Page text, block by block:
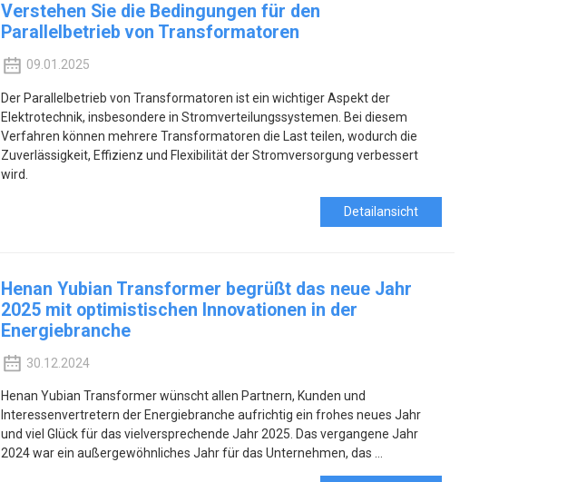
Verstehen Sie die Bedingungen für den
Parallelbetrieb von Transformatoren
09.01.2025
Der Parallelbetrieb von Transformatoren ist ein wichtiger Aspekt der
Elektrotechnik, insbesondere in Stromverteilungssystemen. Bei diesem
Verfahren können mehrere Transformatoren die Last teilen, wodurch die
Zuverlässigkeit, Effizienz und Flexibilität der Stromversorgung verbessert
wird.
Detailansicht
Henan Yubian Transformer begrüßt das neue Jahr
2025 mit optimistischen Innovationen in der
Energiebranche
30.12.2024
Henan Yubian Transformer wünscht allen Partnern, Kunden und
Interessenvertretern der Energiebranche aufrichtig ein frohes neues Jahr
und viel Glück für das vielversprechende Jahr 2025. Das vergangene Jahr
2024 war ein außergewöhnliches Jahr für das Unternehmen, das …